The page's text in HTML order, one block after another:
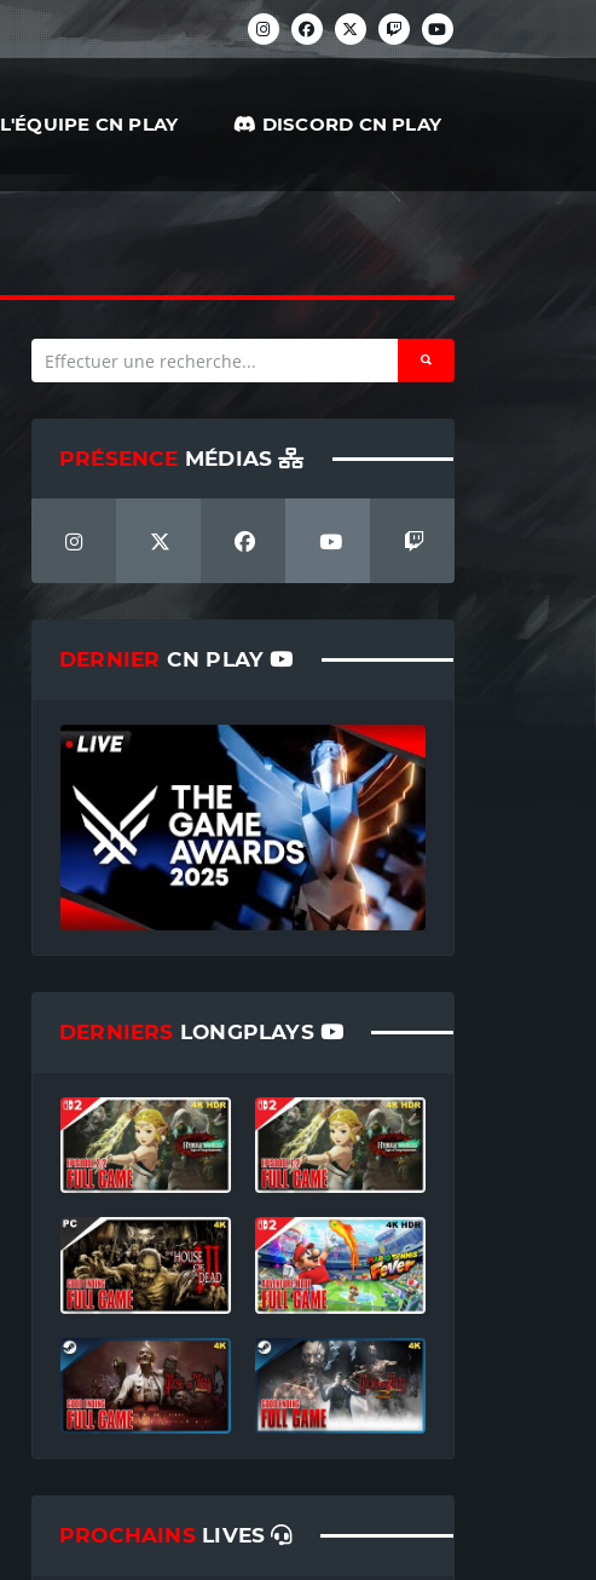
L'ÉQUIPE CN PLAY DISCORD CN PLAY
PRÉSENCE MÉDIAS
DERNIER CN PLAY
DERNIERS LONGPLAYS
PROCHAINSLIVES